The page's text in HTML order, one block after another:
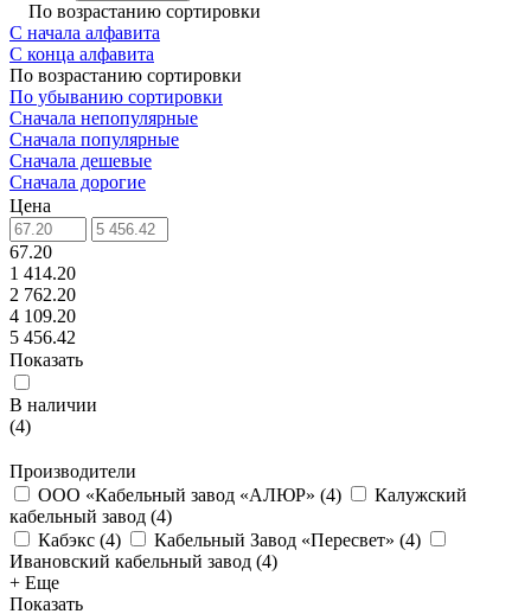
По возрастанию сортировки
С начала алфавита
С конца алфавита
По возрастанию сортировки
По убыванию сортировки
Сначала непопулярные
Сначала популярные
Сначала дешевые
Сначала дорогие
Цена
67.20
1 414.20
2 762.20
4 109.20
5 456.42
Показать
В наличии
(4)
Производители
ООО «Кабельный завод «АЛЮР» (4)
Калужский
кабельный завод (4)
Кабэкс (4) Кабельный Завод «Пересвет» (4)
Ивановский кабельный завод (4)
+ Еще
Показать